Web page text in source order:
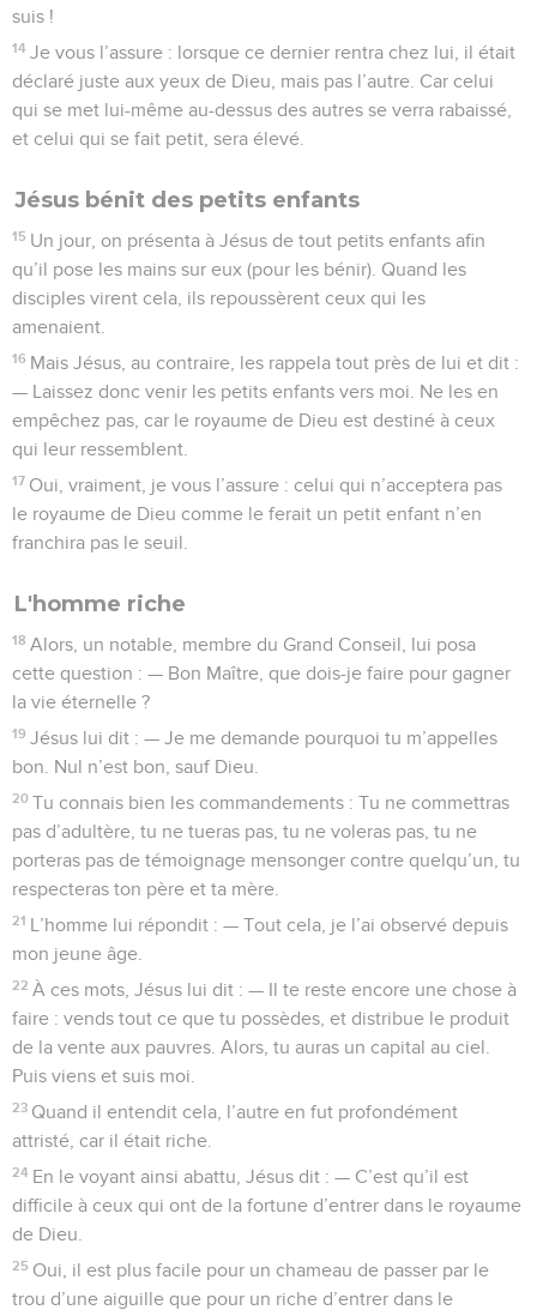
suis !
14 Je vous l’assure : lorsque ce dernier rentra chez lui, il était
déclaré juste aux yeux de Dieu, mais pas l’autre. Car celui
qui se met lui-même au-dessus des autres se verra rabaissé,
et celui qui se fait petit, sera élevé.
Jésus bénit des petits enfants
15 Un jour, on présenta à Jésus de tout petits enfants afin
qu’il pose les mains sur eux (pour les bénir). Quand les
disciples virent cela, ils repoussèrent ceux qui les
amenaient.
16 Mais Jésus, au contraire, les rappela tout près de lui et dit :
— Laissez donc venir les petits enfants vers moi. Ne les en
empêchez pas, car le royaume de Dieu est destiné à ceux
qui leur ressemblent.
17 Oui, vraiment, je vous l’assure : celui qui n’acceptera pas
le royaume de Dieu comme le ferait un petit enfant n’en
franchira pas le seuil.
L'homme riche
18 Alors, un notable, membre du Grand Conseil, lui posa
cette question : — Bon Maître, que dois-je faire pour gagner
la vie éternelle ?
19 Jésus lui dit : — Je me demande pourquoi tu m’appelles
bon. Nul n’est bon, sauf Dieu.
20 Tu connais bien les commandements : Tu ne commettras
pas d’adultère, tu ne tueras pas, tu ne voleras pas, tu ne
porteras pas de témoignage mensonger contre quelqu’un, tu
respecteras ton père et ta mère.
21 L’homme lui répondit : — Tout cela, je l’ai observé depuis
mon jeune âge.
22 À ces mots, Jésus lui dit : — Il te reste encore une chose à
faire : vends tout ce que tu possèdes, et distribue le produit
de la vente aux pauvres. Alors, tu auras un capital au ciel.
Puis viens et suis moi.
23 Quand il entendit cela, l’autre en fut profondément
attristé, car il était riche.
24 En le voyant ainsi abattu, Jésus dit : — C’est qu’il est
difficile à ceux qui ont de la fortune d’entrer dans le royaume
de Dieu.
25 Oui, il est plus facile pour un chameau de passer par le
trou d’une aiguille que pour un riche d’entrer dans le